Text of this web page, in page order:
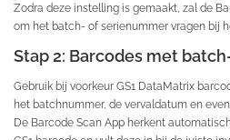
Zodra deze instelling is gemaakt, zal de
om het batch- of serienummer vragen bij
Stap 2: Barcodes met
Gebruik bij voorkeur GS1 DataMatrix
het batchnummer, de vervaldatum en
De Barcode Scan App herkent